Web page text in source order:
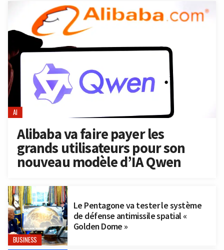
AI
Alibaba va faire payer les
grands utilisateurs pour son
nouveau modèle d’IA Qwen
BUSINESS
Le Pentagone va tester le système
de défense antimissile spatial «
Golden Dome »